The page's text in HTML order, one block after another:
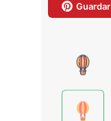
Guardar